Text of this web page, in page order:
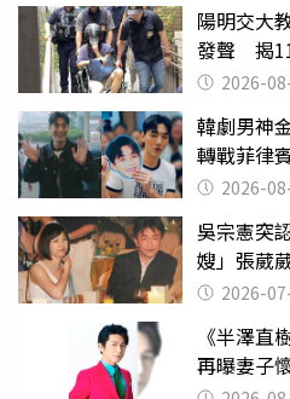
陽明交大
發聲 揭11
2026-
韓劇男神
轉戰菲律
2026-
吳宗憲突
嫂」張葳
2026-
《半澤直
再曝妻子